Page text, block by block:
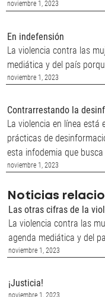
noviembre 1, 2023
En indefensión
La violencia contra las
mediática y del país
noviembre 1, 2023
Contrarrestando la
La violencia en línea está
prácticas de
esta infodemia que
noviembre 1, 2023
Noticias
Las otras cifras de la
La violencia contra las
agenda mediática y del
noviembre 1, 2023
¡Justicia!
noviembre 1, 2023